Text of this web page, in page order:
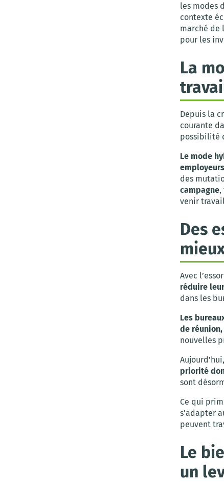
les modes
contexte
marché de
pour les
La
Depuis la
courante
possibilité
Le mode
des
campagne,
venir
Des
Avec
réduire
dans les
Les
de
nouvelles
priorité
sont
Ce qui
s’adapter
peuvent
Le
un